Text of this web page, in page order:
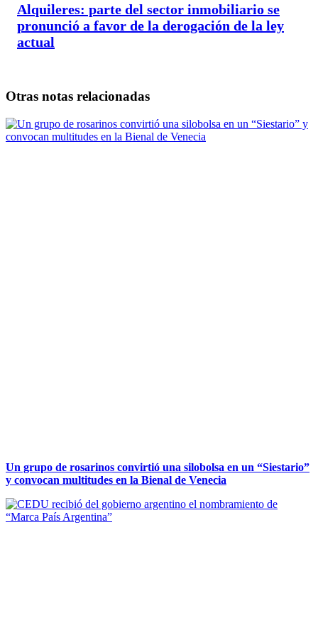
Alquileres: parte del sector inmobiliario se
pronunció a favor de la derogación de la ley
actual
Otras notas relacionadas
Un grupo de rosarinos convirtió una silobolsa en un “Siestario”
y convocan multitudes en la Bienal de Venecia